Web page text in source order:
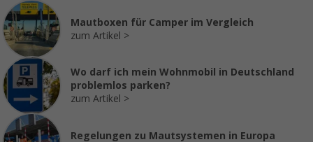
Mautboxen für Camper im Vergleich
zum Artikel
Wo darf ich mein Wohnmobil in Deutschland
problemlos parken?
zum Artikel
Regelungen zu Mautsystemen in Europa